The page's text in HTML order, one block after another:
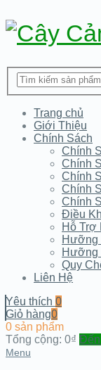
Trang chủ
Giới Thiệu
Chính Sách
Chính
Chính
Chính
Chính
Chính
Điều
Hỗ Trợ
Hưỡng
Hưỡng
Quy
Liên Hệ
Yêu thích 0
Giỏ hàng0
0 sản phẩm
Tổng cộng: 0₫ Đến
Menu